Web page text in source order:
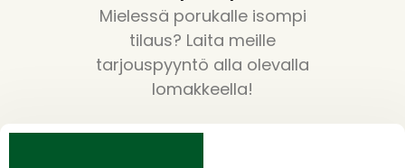
Mielessä porukalle isompi
tilaus? Laita meille
tarjouspyyntö alla olevalla
lomakkeella!